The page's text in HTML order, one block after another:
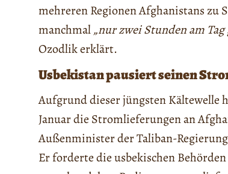
mehreren Regionen Afghanistans
manchmal„nur zwei Stunden am
Ozodlik erklärt.
Usbekistan pausiert seinen
Aufgrund dieser jüngsten Kältewelle
Januar die Stromlieferungen an
Außenminister der Taliban-
Er forderte die usbekischen